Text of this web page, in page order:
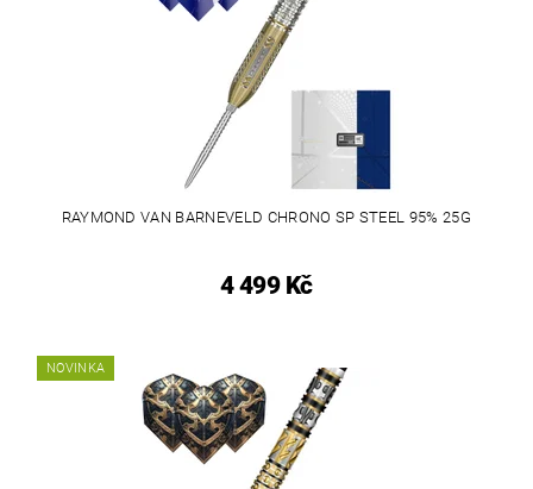
RAYMOND VAN BARNEVELD CHRONO SP STEEL 95% 25G
4 499 Kč
NOVINKA